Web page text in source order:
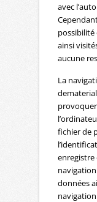
avec
possibilité
ainsi
aucune
La
fichier de
enregistre
données